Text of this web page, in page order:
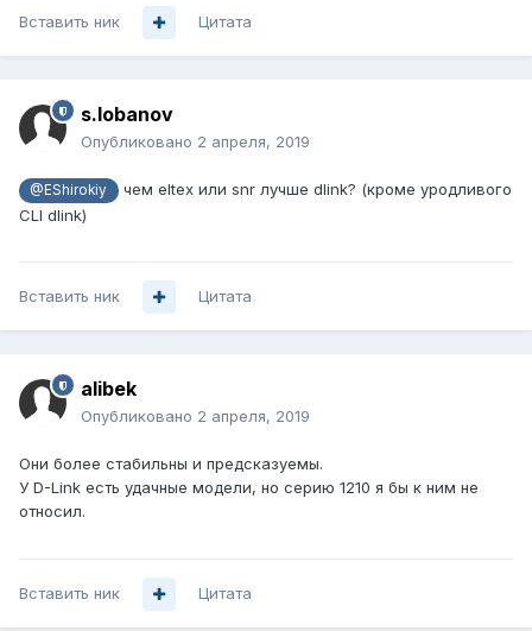
Вставить ник Цитата
s.lobanov
Опубликовано 2 апреля, 2019
@EShirokiy
чем eltex или snr лучше dlink? (кроме уродливого
CLI dlink)
Вставить ник Цитата
alibek
Опубликовано 2 апреля, 2019
Они более стабильны и предсказуемы.
У D-Link есть удачные модели, но серию 1210 я бы к ним не
относил.
Вставить ник Цитата